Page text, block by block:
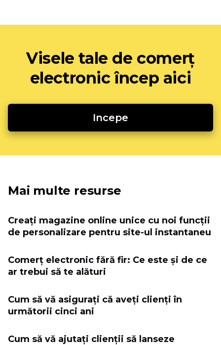
Visele tale de comerț
electronic încep aici
Incepe
Mai multe resurse
Creați magazine online unice cu noi funcții
de personalizare pentru site-ul instantaneu
Comerț electronic fără fir: Ce este și de ce
ar trebui să te alături
Cum să vă asigurați că aveți clienți în
următorii cinci ani
Cum să vă ajutați clienții să lanseze